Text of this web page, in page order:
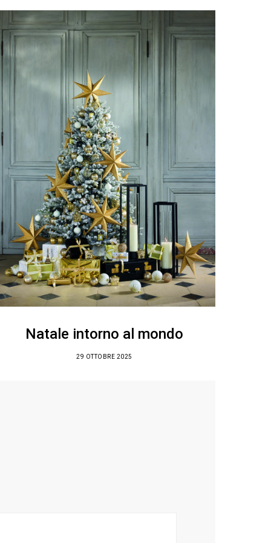
Natale intorno al mondo
29 OTTOBRE 2025